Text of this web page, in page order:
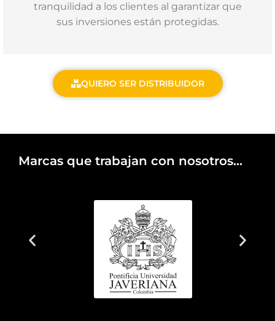
tranquilidad a los clientes al garantizar que
sus inversiones están protegidas.
QUIERO SER DISTRIBUIDOR
Marcas que trabajan con nosotros...